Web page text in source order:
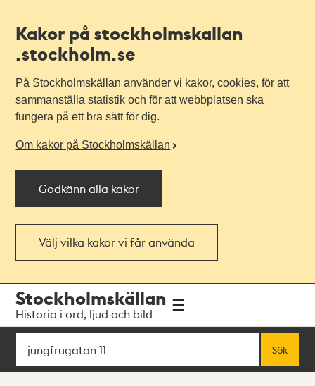
Kakor på stockholmskallan
.stockholm.se
På Stockholmskällan använder vi kakor, cookies, för att
sammanställa statistik och för att webbplatsen ska
fungera på ett bra sätt för dig.
Om kakor på Stockholmskällan
Godkänn alla kakor
Välj vilka kakor vi får använda
navigationen
huvudinnehållet
Stockholmskällan
Historia i ord, ljud och bild
Sök
Sök